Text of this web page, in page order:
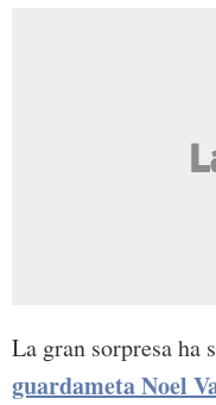
La gran sorpresa ha
guardameta Noel